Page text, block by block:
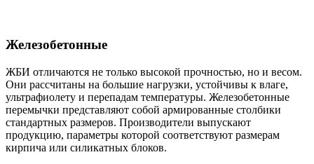
Железобетонные
ЖБИ отличаются не только высокой прочностью, но и весом.
Они рассчитаны на большие нагрузки, устойчивы к влаге,
ультрафиолету и перепадам температуры. Железобетонные
перемычки представляют собой армированные столбики
стандартных размеров. Производители выпускают
продукцию, параметры которой соответствуют размерам
кирпича или силикатных блоков.